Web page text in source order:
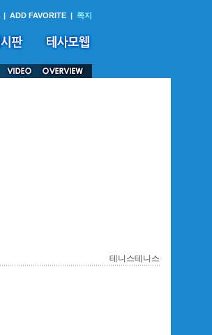
| ADD FAVORITE | 쪽지
테니스테니스